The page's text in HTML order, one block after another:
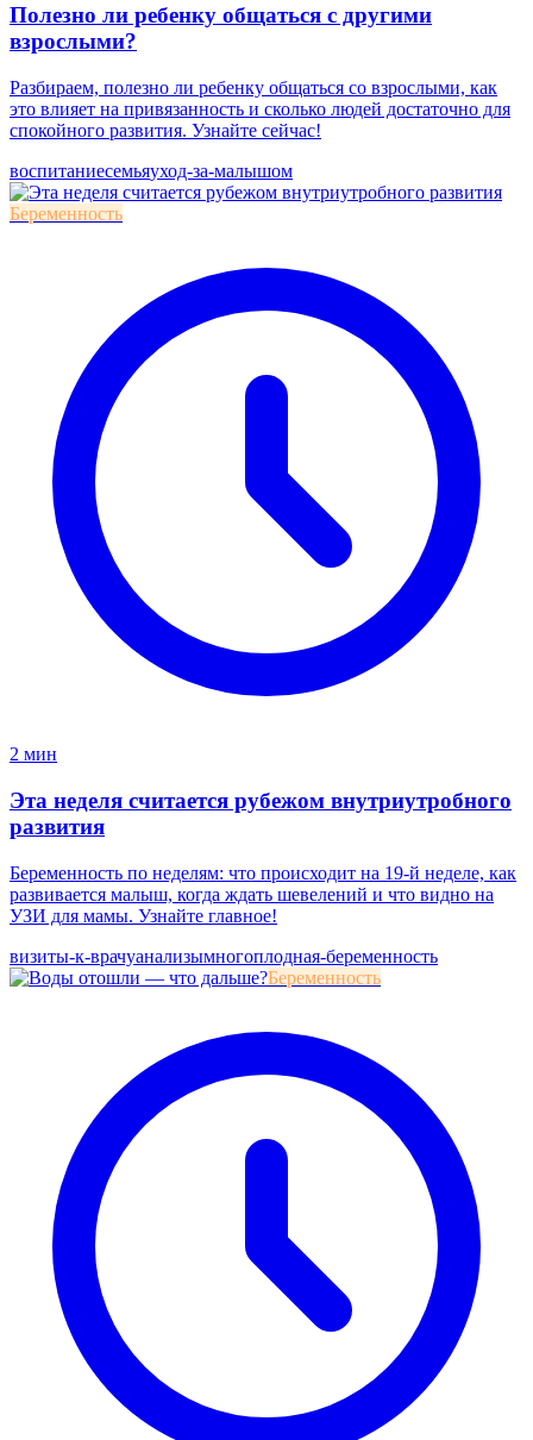
Полезно ли ребенку общаться с другими
взрослыми?
Разбираем, полезно ли ребенку общаться со взрослыми, как
это влияет на привязанность и сколько людей достаточно для
спокойного развития. Узнайте сейчас!
воспитаниесемьяуход-за-малышом
Беременность
2 мин
Эта неделя считается рубежом внутриутробного
развития
Беременность по неделям: что происходит на 19-й неделе, как
развивается малыш, когда ждать шевелений и что видно на
УЗИ для мамы. Узнайте главное!
визиты-к-врачуанализымногоплодная-беременность
Беременность